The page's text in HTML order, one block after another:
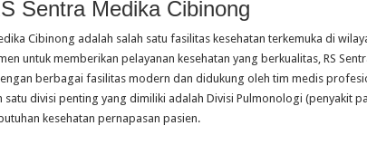
Sentra Medika Cibinong
Cibinong adalah salah satu fasilitas kesehatan terkemuka di
untuk memberikan pelayanan kesehatan yang berkualitas, RS
berbagai fasilitas modern dan didukung oleh tim medis
satu divisi penting yang dimiliki adalah Divisi Pulmonologi (penyakit
kesehatan pernapasan pasien.